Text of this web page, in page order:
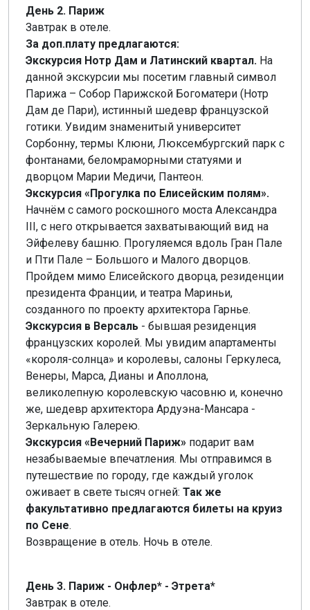
День 2. Париж
Завтрак в отеле.
За доп.плату предлагаются:
Экскурсия Нотр Дам и Латинский квартал. На
данной экскурсии мы посетим главный символ
Парижа – Собор Парижской Богоматери (Нотр
Дам де Пари), истинный шедевр французской
готики. Увидим знаменитый университет
Сорбонну, термы Клюни, Люксембургский парк с
фонтанами, беломраморными статуями и
дворцом Марии Медичи, Пантеон.
Экскурсия «Прогулка по Елисейским полям».
Начнём с самого роскошного моста Александра
III, с него открывается захватывающий вид на
Эйфелеву башню. Прогуляемся вдоль Гран Пале
и Пти Пале – Большого и Малого дворцов.
Пройдем мимо Елисейского дворца, резиденции
президента Франции, и театра Мариньи,
созданного по проекту архитектора Гарнье.
Экскурсия в Версаль - бывшая резиденция
французских королей. Мы увидим апартаменты
«короля-солнца» и королевы, салоны Геркулеса,
Венеры, Марса, Дианы и Аполлона,
великолепную королевскую часовню и, конечно
же, шедевр архитектора Ардуэна-Мансара -
Зеркальную Галерею.
Экскурсия «Вечерний Париж» подарит вам
незабываемые впечатления. Мы отправимся в
путешествие по городу, где каждый уголок
оживает в свете тысяч огней: Так же
факультативно предлагаются билеты на круиз
по Сене.
Возвращение в отель. Ночь в отеле.
День 3. Париж - Онфлер* - Этрета*
Завтрак в отеле.